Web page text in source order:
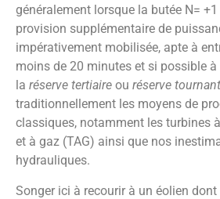
généralement lorsque la butée N=
provision supplémentaire de
impérativement mobilisée, apte à
moins de 20 minutes et si possible à
la réserve tertiaire ou réserve
traditionnellement les moyens de
classiques, notamment les turbines
et à gaz (TAG) ainsi que nos
hydrauliques.
Songer ici à recourir à un éolien